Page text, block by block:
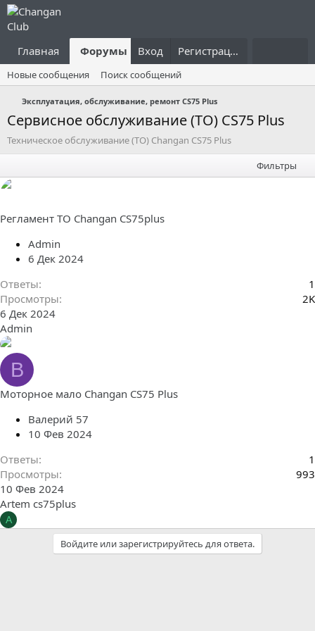
Главная Форумы Что нового?
Вход Регистрация
Новые сообщения Поиск сообщений
Эксплуатация, обслуживание, ремонт CS75 Plus
Сервисное обслуживание (ТО) CS75 Plus
Техническое обслуживание (ТО) Changan CS75 Plus
Фильтры
Регламент ТО Changan CS75plus
Admin
6 Дек 2024
Ответы
1
Просмотры
2K
6 Дек 2024
Admin
В
Моторное мало Changan CS75 Plus
Валерий 57
10 Фев 2024
Ответы
1
Просмотры
993
10 Фев 2024
Artem cs75plus
A
Войдите или зарегистрируйтесь для ответа.